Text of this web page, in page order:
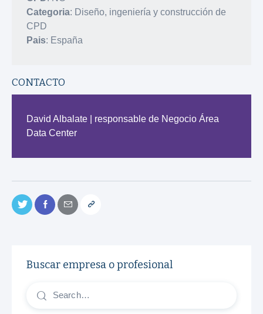
Categoria: Diseño, ingeniería y construcción de
CPD
Pais: España
CONTACTO
David Albalate | responsable de Negocio Área
Data Center
Buscar empresa o profesional